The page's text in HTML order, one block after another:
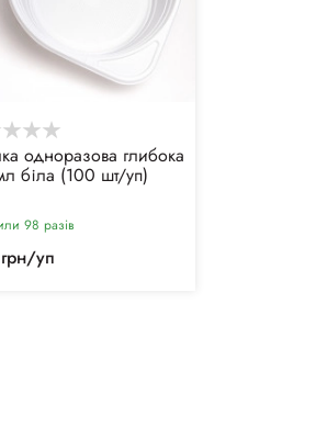
одноразова глибока
біла (100 шт/уп)
98 разiв
уп